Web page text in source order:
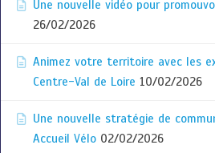
Une nouvelle vidéo pour
26/02/2026
Animez votre territoire avec les
Centre-Val de Loire 10/02/2026
Une nouvelle stratégie de
Accueil Vélo 02/02/2026